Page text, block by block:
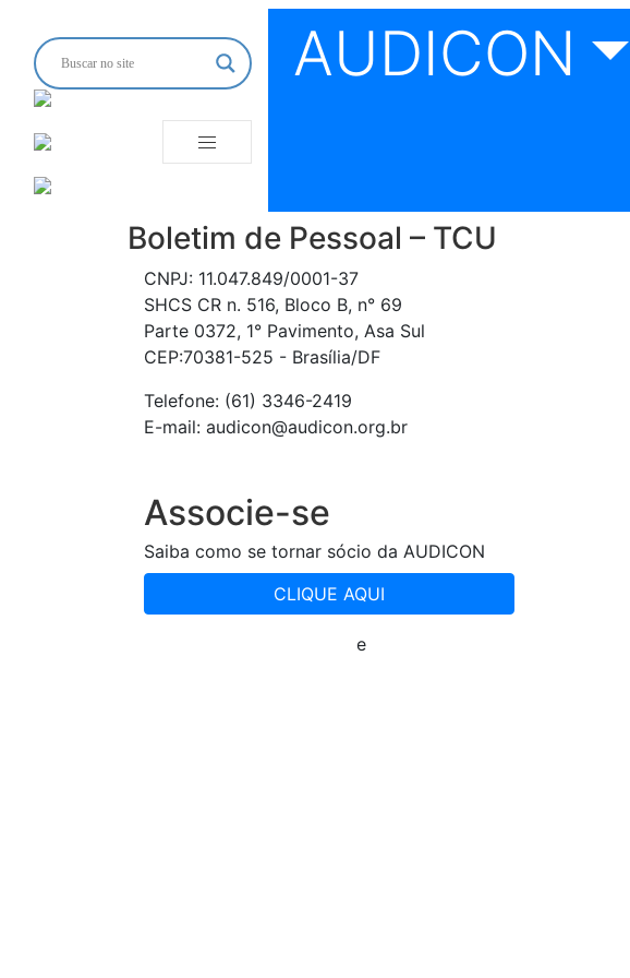
AUDICON
Boletim de Pessoal – TCU
CNPJ: 11.047.849/0001-37
SHCS CR n. 516, Bloco B, n° 69
Parte 0372, 1° Pavimento, Asa Sul
CEP:70381-525 - Brasília/DF
Telefone: (61) 3346-2419
E-mail: audicon@audicon.org.br
Associe-se
Saiba como se tornar sócio da AUDICON
CLIQUE AQUI
e